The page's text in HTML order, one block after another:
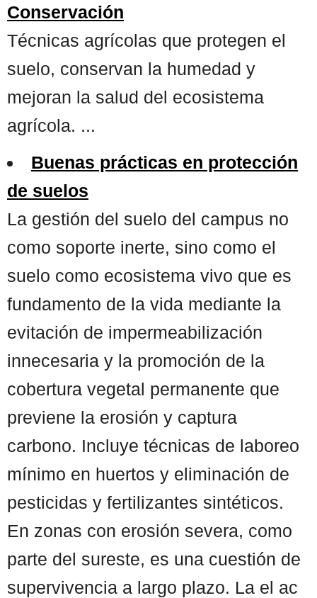
Conservación
Técnicas agrícolas que protegen el
suelo, conservan la humedad y
mejoran la salud del ecosistema
agrícola. ...
Buenas prácticas en protección
de suelos
La gestión del suelo del campus no
como soporte inerte, sino como el
suelo como ecosistema vivo que es
fundamento de la vida mediante la
evitación de impermeabilización
innecesaria y la promoción de la
cobertura vegetal permanente que
previene la erosión y captura
carbono. Incluye técnicas de laboreo
mínimo en huertos y eliminación de
pesticidas y fertilizantes sintéticos.
En zonas con erosión severa, como
parte del sureste, es una cuestión de
supervivencia a largo plazo. La el ac